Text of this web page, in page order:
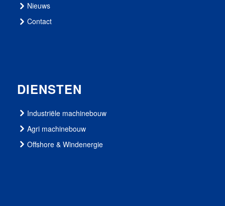
Nieuws
Contact
DIENSTEN
Industriële machinebouw
Agri machinebouw
Offshore & Windenergie